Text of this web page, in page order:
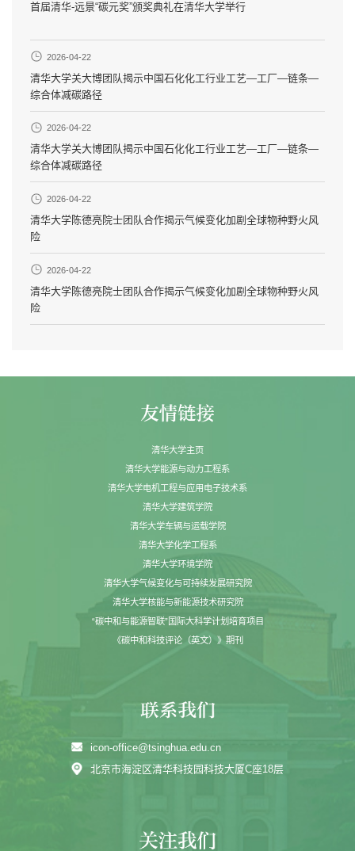
首届清华-远景“碳元奖”颁奖典礼在清华大学举行
2026-04-22
清华大学关大博团队揭示中国石化化工行业工艺—工厂—链条—
综合体减碳路径
2026-04-22
清华大学关大博团队揭示中国石化化工行业工艺—工厂—链条—
综合体减碳路径
2026-04-22
清华大学陈德亮院士团队合作揭示气候变化加剧全球物种野火风
险
2026-04-22
清华大学陈德亮院士团队合作揭示气候变化加剧全球物种野火风
险
清华大学主页
清华大学能源与动力工程系
清华大学电机工程与应用电子技术系
清华大学建筑学院
清华大学车辆与运载学院
清华大学化学工程系
清华大学环境学院
清华大学气候变化与可持续发展研究院
清华大学核能与新能源技术研究院
“碳中和与能源智联”国际大科学计划培育项目
《碳中和科技评论（英文）》期刊
icon-office@tsinghua.edu.cn
北京市海淀区清华科技园科技大厦C座18层